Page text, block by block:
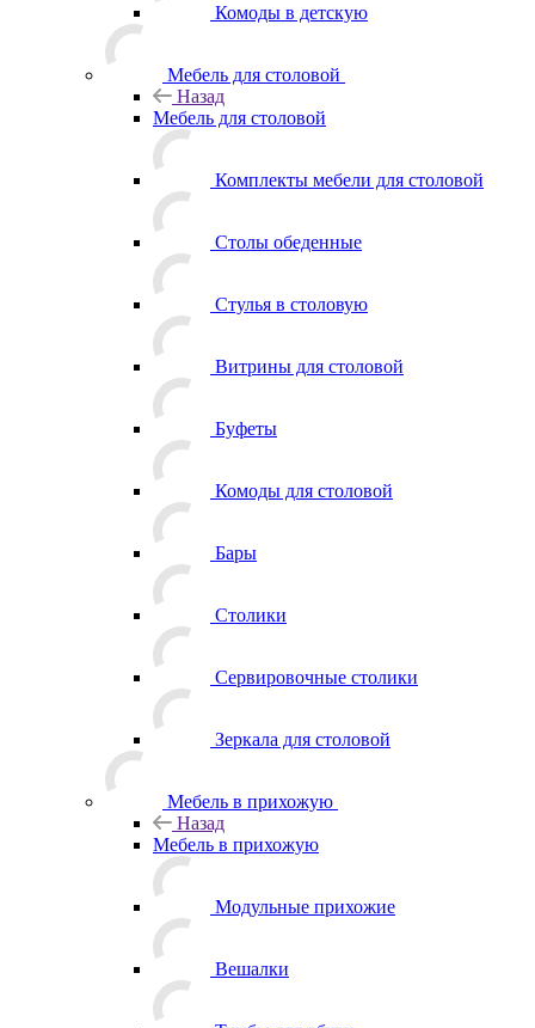
Комоды в детскую
Мебель для столовой
Назад
Мебель для столовой
Комплекты мебели для столовой
Столы обеденные
Стулья в столовую
Витрины для столовой
Буфеты
Комоды для столовой
Бары
Столики
Сервировочные столики
Зеркала для столовой
Мебель в прихожую
Назад
Мебель в прихожую
Модульные прихожие
Вешалки